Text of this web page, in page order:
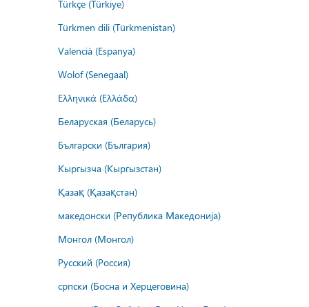
Türkçe (Türkiye)
Türkmen dili (Türkmenistan)
Valencià (Espanya)
Wolof (Senegaal)
Ελληνικά (Ελλάδα)
Беларуская (Беларусь)
Български (България)
Кыргызча (Кыргызстан)
Қазақ (Қазақстан)
македонски (Република Македонија)
Монгол (Монгол)
Русский (Россия)
српски (Босна и Херцеговина)